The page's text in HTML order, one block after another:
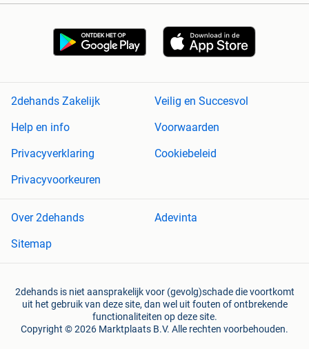
2dehands Zakelijk
Veilig en Succesvol
Help en info
Voorwaarden
Privacyverklaring
Cookiebeleid
Privacyvoorkeuren
Over 2dehands
Adevinta
Sitemap
2dehands is niet aansprakelijk voor (gevolg)schade die voortkomt
uit het gebruik van deze site, dan wel uit fouten of ontbrekende
functionaliteiten op deze site.
Copyright © 2026 Marktplaats B.V. Alle rechten voorbehouden.